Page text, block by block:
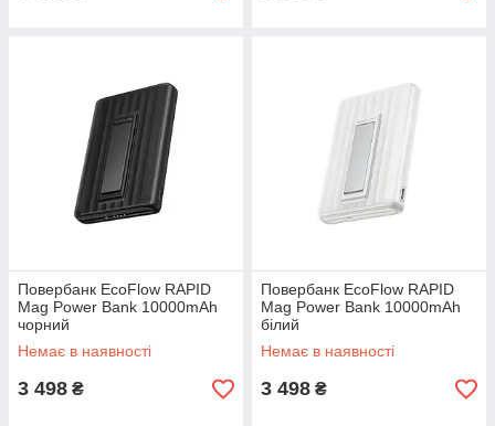
Повербанк EcoFlow RAPID
Mag Power Bank 10000mAh
чорний
Немає в наявності
3 498 ₴
Повербанк EcoFlow RAPID
Mag Power Bank 10000mAh
білий
Немає в наявності
3 498 ₴